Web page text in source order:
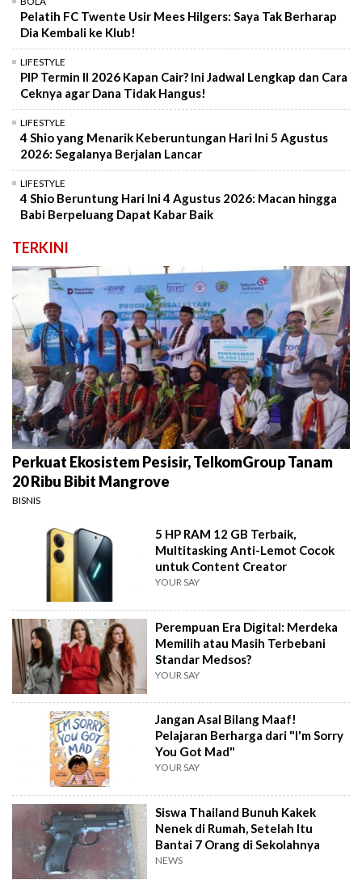
Pelatih FC Twente Usir Mees Hilgers: Saya Tak Berharap
Dia Kembali ke Klub!
LIFESTYLE
PIP Termin II 2026 Kapan Cair? Ini Jadwal Lengkap dan Cara
Ceknya agar Dana Tidak Hangus!
LIFESTYLE
4 Shio yang Menarik Keberuntungan Hari Ini 5 Agustus
2026: Segalanya Berjalan Lancar
LIFESTYLE
4 Shio Beruntung Hari Ini 4 Agustus 2026: Macan hingga
Babi Berpeluang Dapat Kabar Baik
TERKINI
Perkuat Ekosistem Pesisir, TelkomGroup Tanam
20 Ribu Bibit Mangrove
BISNIS
5 HP RAM 12 GB Terbaik,
Multitasking Anti-Lemot Cocok
untuk Content Creator
YOUR SAY
Perempuan Era Digital: Merdeka
Memilih atau Masih Terbebani
Standar Medsos?
YOUR SAY
Jangan Asal Bilang Maaf!
Pelajaran Berharga dari "I'm Sorry
You Got Mad"
YOUR SAY
Siswa Thailand Bunuh Kakek
Nenek di Rumah, Setelah Itu
Bantai 7 Orang di Sekolahnya
NEWS